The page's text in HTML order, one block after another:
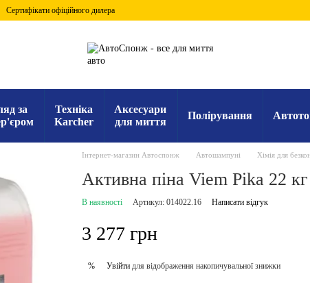
Сертифікати офіційного дилера
за
Техніка
Karcher
Аксесуари
для миття
Полірування
Інтернет-магазин Автоспонж Автошампуні Хімія для
Активна піна Viem Pika 22 кг
В наявності Артикул: 014022.16 Написати відгук
3 277 грн
% Увійтидля відображення накопичувальної знижки